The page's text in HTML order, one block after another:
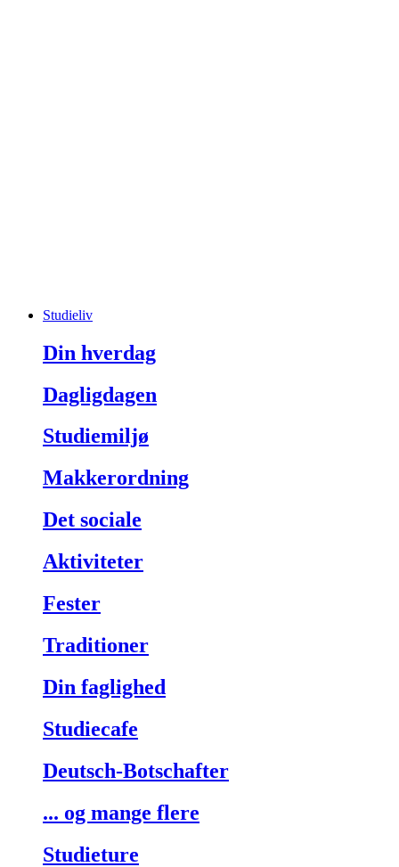
Studieliv
Din hverdag
Dagligdagen
Studiemiljø
Makkerordning
Det sociale
Aktiviteter
Fester
Traditioner
Din faglighed
Studiecafe
Deutsch-Botschafter
... og mange flere
Studieture